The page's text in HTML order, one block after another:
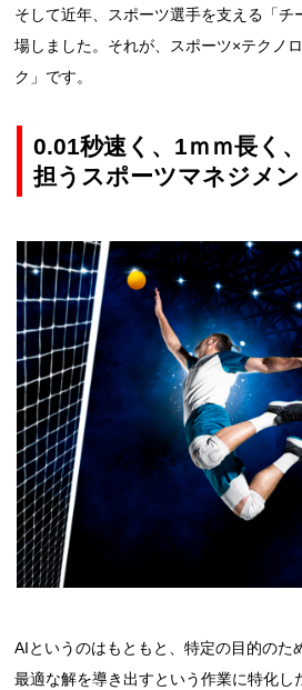
そして近年、スポーツ選手を支える「チ
場しました。それが、スポーツ×テクノ
ク」です。
0.01秒速く、1ｍｍ長く
担うスポーツマネジメン
AIというのはもともと、特定の目的のた
最適な解を導き出すという作業に特化し